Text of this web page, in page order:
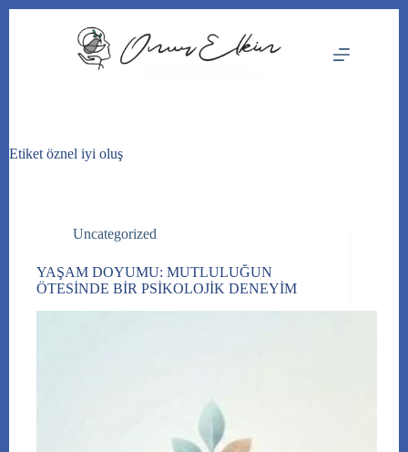
Etiket öznel iyi oluş
Uncategorized
YAŞAM DOYUMU: MUTLULUĞUN
ÖTESİNDE BİR PSİKOLOJİK DENEYİM